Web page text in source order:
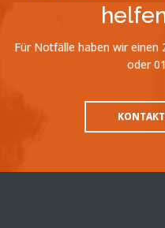
Für Notfälle haben wir einen
oder